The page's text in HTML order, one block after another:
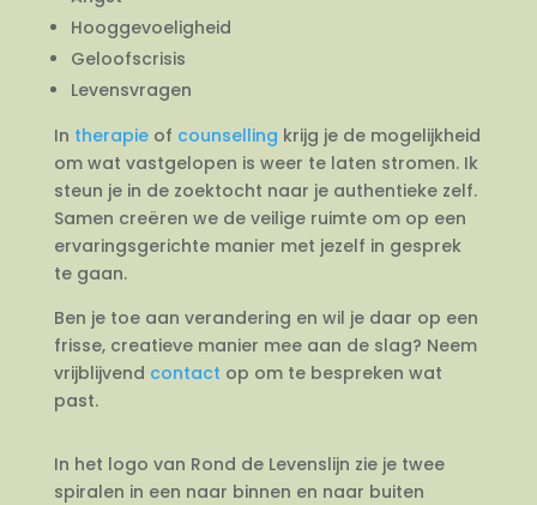
Hooggevoeligheid
Geloofscrisis
Levensvragen
In therapieof counselling krijg je de mogelijkheid
om wat vastgelopen is weer te laten stromen. Ik
steun je in de zoektocht naar je authentieke zelf.
Samen creëren we de veilige ruimte om op een
ervaringsgerichte manier met jezelf in gesprek
te gaan.
Ben je toe aan verandering en wil je daar op een
frisse, creatieve manier mee aan de slag? Neem
vrijblijvend contact op om te bespreken wat
past.
In het logo van Rond de Levenslijn zie je twee
spiralen in een naar binnen en naar buiten